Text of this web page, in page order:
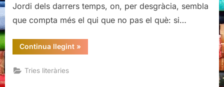
Jordi dels darrers temps, on, per desgràcia, sembla
que compta més el qui que no pas el què: si…
Continua llegint“Tria
per
»
Tries literàries